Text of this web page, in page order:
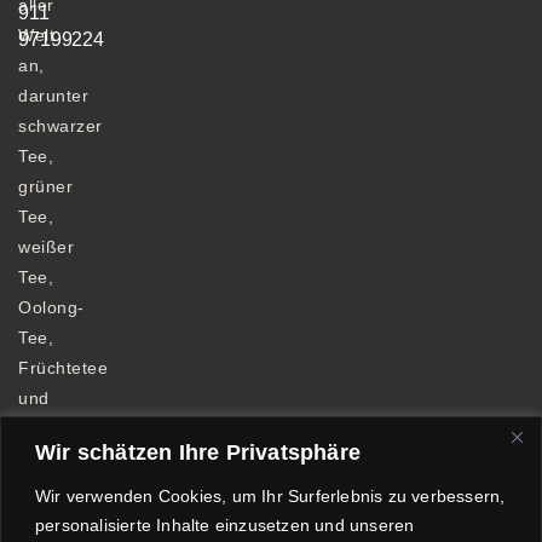
Wir schätzen Ihre Privatsphäre
Wir verwenden Cookies, um Ihr Surferlebnis zu verbessern,
personalisierte Inhalte einzusetzen und unseren
aller
Welt
an,
darunter
schwarzer
Tee,
grüner
Tee,
weißer
Tee,
Oolong-
Tee,
Früchtetee
und
911
97199224